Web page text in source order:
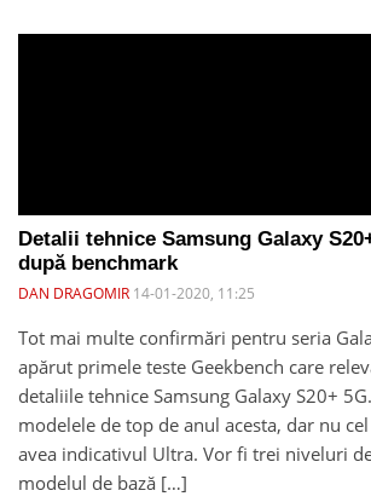
Detalii tehnice Samsung Galaxy
după benchmark
DAN DRAGOMIR 14-01-2020, 11:25
Tot mai multe confirmări pentru seria
apărut primele teste Geekbench care
detaliile tehnice Samsung Galaxy S20+
modelele de top de anul acesta, dar nu
avea indicativul Ultra. Vor fi trei niveluri
modelul de bază […]